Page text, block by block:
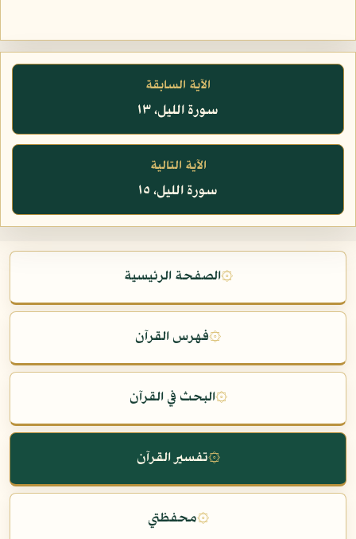
الآية السابقة
سورة الليل، ١٣
الآية التالية
سورة الليل، ١٥
۞الصفحة الرئيسية
۞فهرس القرآن
۞البحث في القرآن
۞تفسير القرآن
۞محفظتي